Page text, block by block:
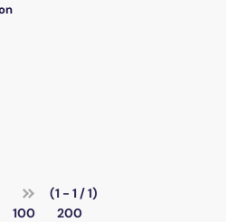
(1 - 1 / 1)
100 200